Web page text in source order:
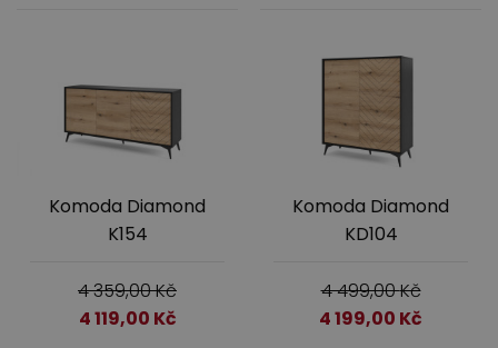
Komoda Diamond
K154
4 359,00Kč
4 119,00 Kč
Komoda Diamond
KD104
4 499,00Kč
4 199,00 Kč